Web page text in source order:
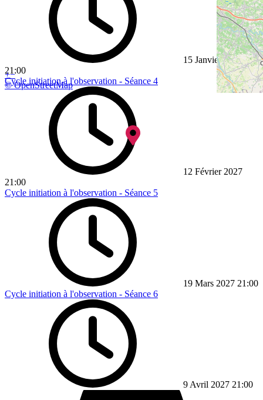
+−
© OpenStreetMap
15 Janvier 2027
21:00
Cycle initiation à l'observation - Séance 4
12 Février 2027
21:00
Cycle initiation à l'observation - Séance 5
19 Mars 2027 21:00
Cycle initiation à l'observation - Séance 6
9 Avril 2027 21:00